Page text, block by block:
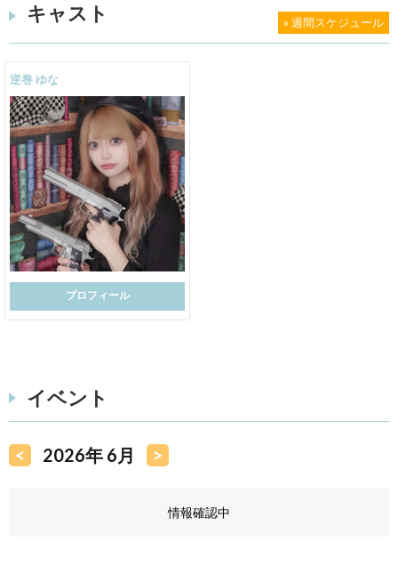
キャスト » 週間スケジュール
逆巻 ゆな
プロフィール
イベント
< 2026年 6月 >
情報確認中